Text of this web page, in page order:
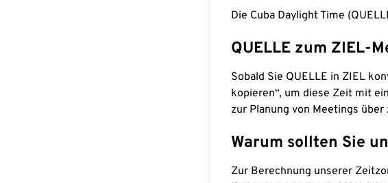
Die Cuba Daylight Time
QUELLE zum ZIEL-
Sobald Sie QUELLE in ZIEL
kopieren“, um diese Zeit mit
zur Planung von Meetings
Warum sollten Sie
Zur Berechnung unserer